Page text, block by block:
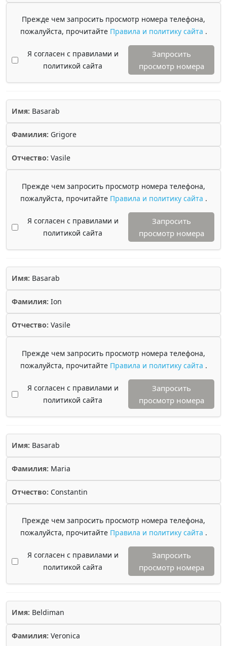
Прежде чем запросить просмотр номера телефона,
пожалуйста, прочитайте Правила и политику сайта .
Я согласен с правилами и
политикой сайта
Запросить
просмотр номера
Имя: Basarab
Фамилия: Grigore
Отчество: Vasile
Прежде чем запросить просмотр номера телефона,
пожалуйста, прочитайте Правила и политику сайта .
Я согласен с правилами и
политикой сайта
Запросить
просмотр номера
Имя: Basarab
Фамилия: Ion
Отчество: Vasile
Прежде чем запросить просмотр номера телефона,
пожалуйста, прочитайте Правила и политику сайта .
Я согласен с правилами и
политикой сайта
Запросить
просмотр номера
Имя: Basarab
Фамилия: Maria
Отчество: Constantin
Прежде чем запросить просмотр номера телефона,
пожалуйста, прочитайте Правила и политику сайта .
Я согласен с правилами и
политикой сайта
Запросить
просмотр номера
Имя: Beldiman
Фамилия: Veronica